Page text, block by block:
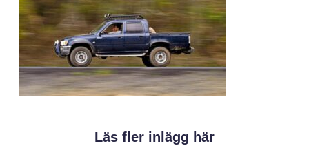
Läs fler inlägg här